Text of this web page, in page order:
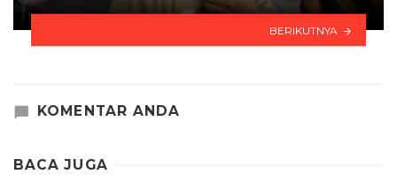
BERIKUTNYA
KOMENTAR ANDA
BACA JUGA